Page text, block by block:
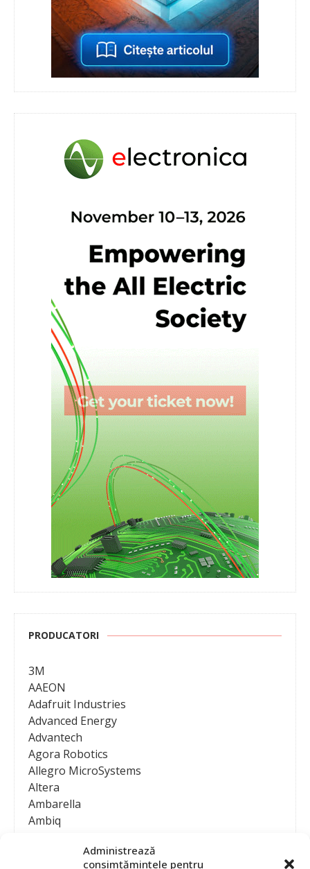
Administrează
consimțămintele pentru
PRODUCATORI
3M
AAEON
Adafruit Industries
Advanced Energy
Advantech
Agora Robotics
Allegro MicroSystems
Altera
Ambarella
Ambiq